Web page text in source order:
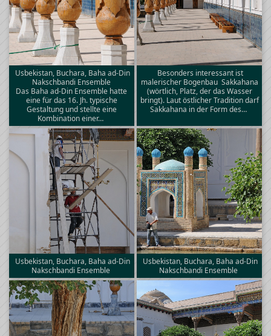
Usbekistan, Buchara, Baha ad-Din
Nakschbandi Ensemble
Das Baha ad-Din Ensemble hatte
eine für das 16. Jh. typische
Gestaltung und stellte eine
Kombination einer…
Besonders interessant ist
malerischer Bogenbau  Sakkahana
(wörtlich, Platz, der das Wasser
bringt). Laut östlicher Tradition darf
Sakkahana in der Form des…
Usbekistan, Buchara, Baha ad-Din
Nakschbandi Ensemble
Usbekistan, Buchara, Baha ad-Din
Nakschbandi Ensemble